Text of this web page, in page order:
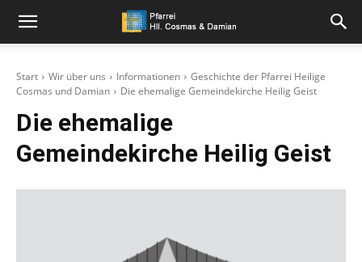
Pfarrei
Cosmas
Start Wir über uns Informationen
Geschichte der Pfarrei Heilige
Cosmas und Damian
Die ehemalige Gemeindekirche Heilig Geist
Die ehemalige
Gemeindekirche Heilig Geist